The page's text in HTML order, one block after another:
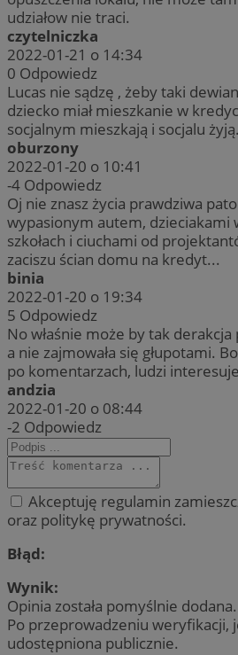
udziałow nie traci.
czytelniczka
2022-01-21 o 14:34
0 Odpowiedz
Lucas nie sądzę , żeby taki
dziecko miał mieszkanie w
socjalnym mieszkają i socjalu żyją.
oburzony
2022-01-20 o 10:41
-4 Odpowiedz
Oj nie znasz życia prawdziwa
wypasionym autem, dzieciakami
szkołach i ciuchami od
zaciszu ścian domu na kredyt...
binia
2022-01-20 o 19:34
5 Odpowiedz
No właśnie może by tak
a nie zajmowała się głupotami.
po komentarzach, ludzi
andzia
2022-01-20 o 08:44
-2 Odpowiedz
Akceptuję regulamin
oraz politykę prywatności.
Błąd:
Wynik:
Opinia została pomyślnie dodana.
Po przeprowadzeniu weryfikacji,
udostępniona publicznie.